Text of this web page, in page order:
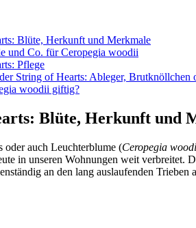
Blüte, Herkunft und Merkmale
und Co. für Ceropegia woodii
Pflege
String of Hearts: Ableger, Brutknöllchen
woodii giftig?
Blüte, Herkunft und
oder auch Leuchterblume (Ceropegia
in unseren Wohnungen weit verbreitet.
an den lang auslaufenden